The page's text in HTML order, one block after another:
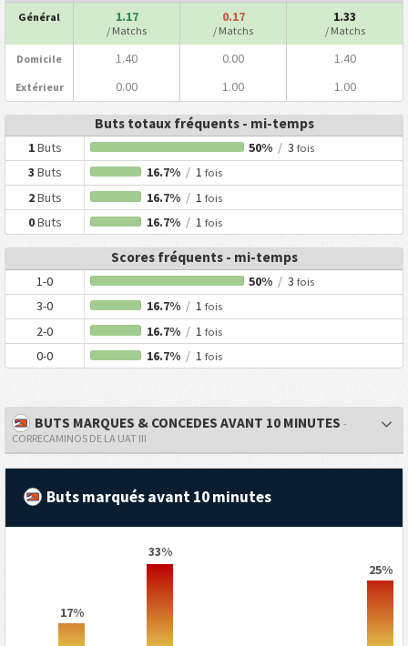
Général 1.17
/ Matchs
0.17
/ Matchs
1.33
/ Matchs
Domicile 1.40 0.00 1.40
Extérieur 0.00 1.00 1.00
Buts totaux fréquents - mi-temps
1Buts 50% / 3fois
3 Buts 16.7% /1 fois
2Buts 16.7% /1 fois
0Buts 16.7% /1 fois
Scores fréquents - mi-temps
1-0 50% / 3fois
3-0 16.7% /1 fois
2-0 16.7% /1 fois
0-0 16.7% /1 fois
BUTS MARQUES & CONCEDES AVANT 10 MINUTES -
CORRECAMINOS DE LA UAT III
Buts marqués avant 10 minutes
17%
33%
25%